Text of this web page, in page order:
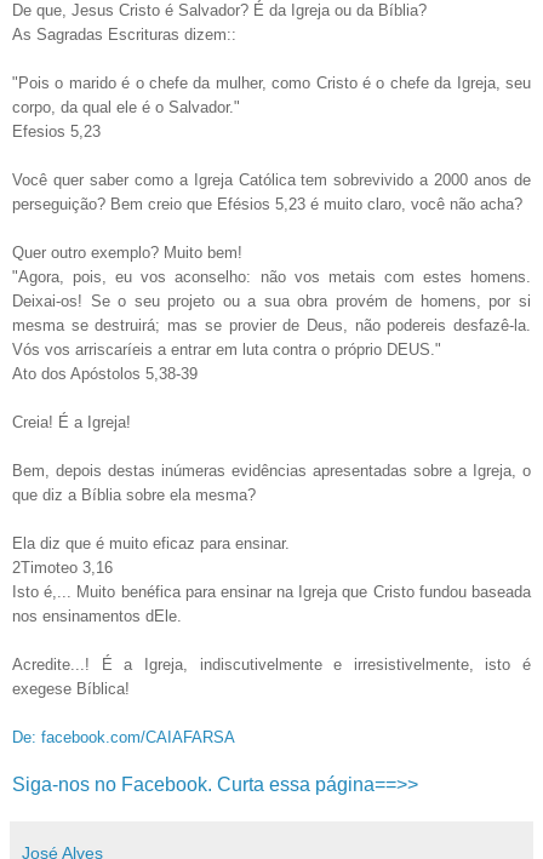
De que, Jesus Cristo é Salvador? É da Igreja ou da Bíblia?
As Sagradas Escrituras dizem::
"Pois o marido é o chefe da mulher, como Cristo é o chefe da Igreja, seu
corpo, da qual ele é o Salvador."
Efesios 5,23
Você quer saber como a Igreja Católica tem sobrevivido a 2000 anos de
perseguição? Bem creio que Efésios 5,23 é muito claro, você não acha?
Quer outro exemplo? Muito bem!
"Agora, pois, eu vos aconselho: não vos metais com estes homens.
Deixai-os! Se o seu projeto ou a sua obra provém de homens, por si
mesma se destruirá; mas se provier de Deus, não podereis desfazê-la.
Vós vos arriscaríeis a entrar em luta contra o próprio DEUS."
Ato dos Apóstolos 5,38-39
Creia! É a Igreja!
Bem, depois destas inúmeras evidências apresentadas sobre a Igreja, o
que diz a Bíblia sobre ela mesma?
Ela diz que é muito eficaz para ensinar.
2Timoteo 3,16
Isto é,... Muito benéfica para ensinar na Igreja que Cristo fundou baseada
nos ensinamentos dEle.
Acredite...! É a Igreja, indiscutivelmente e irresistivelmente, isto é
exegese Bíblica!
De: facebook.com/CAIAFARSA
Siga-nos no Facebook. Curta essa página==>>
José Alves